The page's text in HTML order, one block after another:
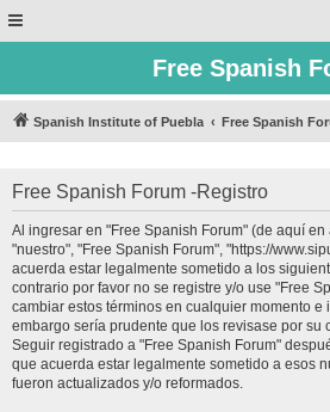
Free Spanish
Spanish Institute of Puebla Free Spanish
Free Spanish Forum -Registro
Al ingresar en "Free Spanish Forum" (de aquí
"nuestro", "Free Spanish Forum", "https://
acuerda estar legalmente sometido a los
contrario por favor no se registre y/o use "Free
cambiar estos términos en cualquier momento e
embargo sería prudente que los revisase por su
Seguir registrado a "Free Spanish Forum"
que acuerda estar legalmente sometido a esos
fueron actualizados y/o reformados.